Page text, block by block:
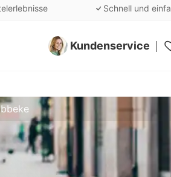
Schnell und
Kundenservice